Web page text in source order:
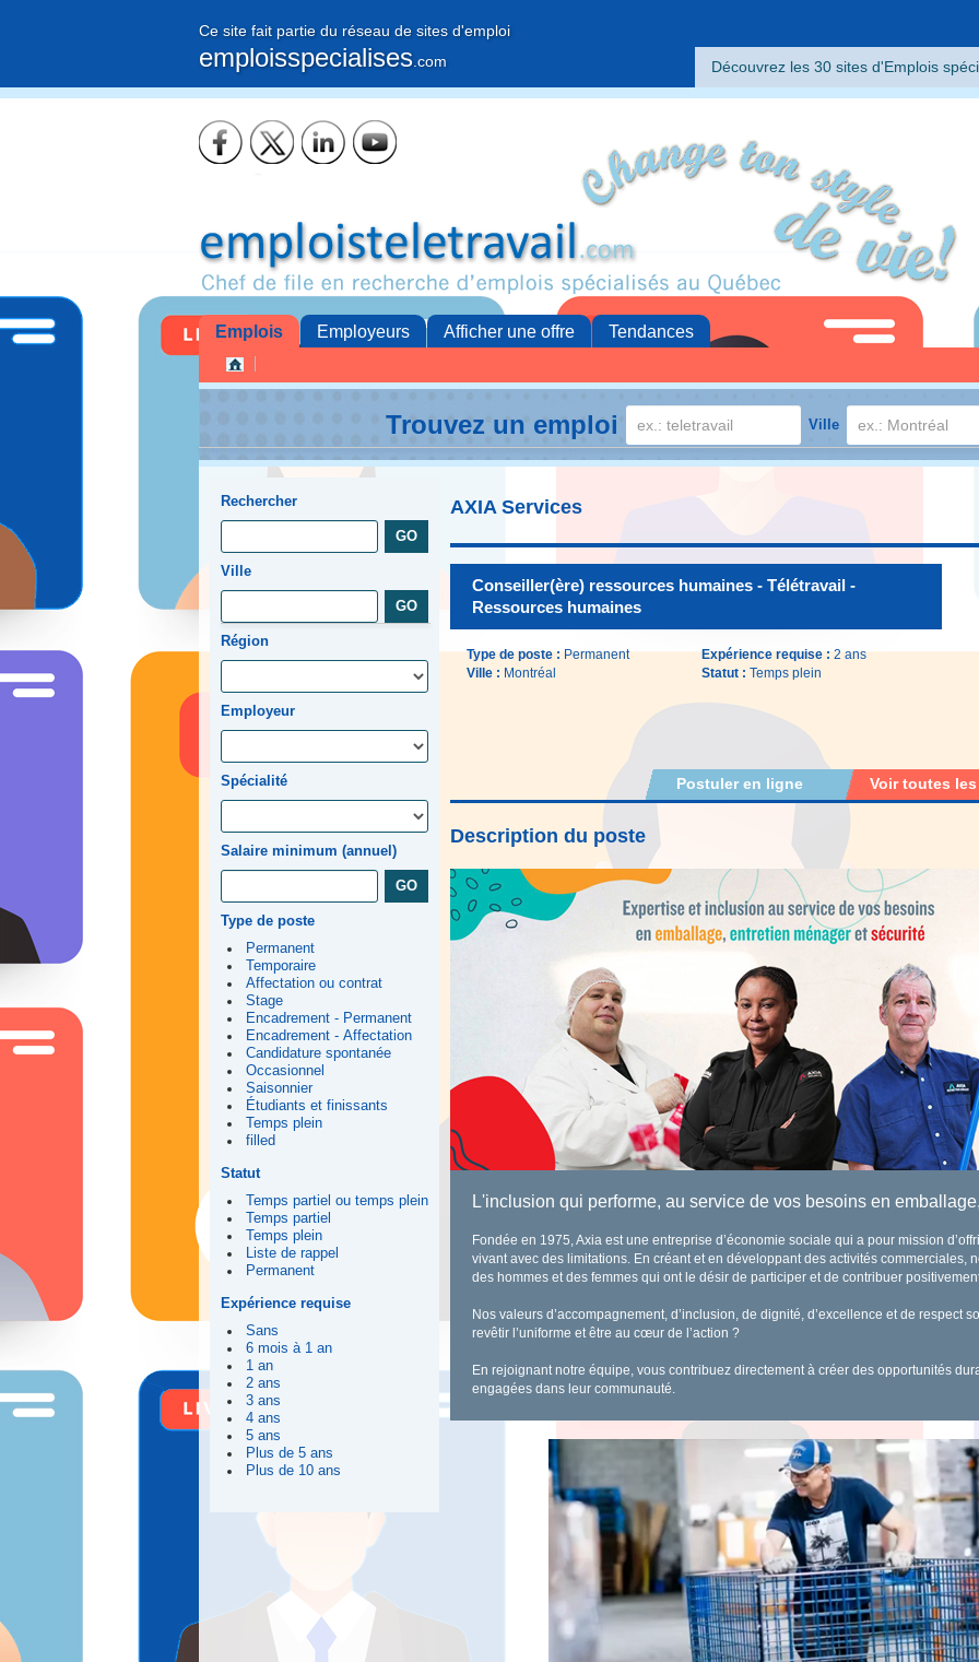
Ce site fait partie du réseau de sites d'emploi
emploisspecialises .com Découvrez les 30 sites d'Emplois
Emplois Employeurs Afficher une offre Tendances
Trouvez un emploi Ville
Rechercher
Ville
Région
Employeur
Spécialité
Salaire minimum (annuel)
Type de poste
Permanent
Temporaire
Affectation ou contrat
Stage
Encadrement - Permanent
Encadrement - Affectation
Candidature spontanée
Occasionnel
Saisonnier
Étudiants et finissants
Temps plein
filled
Statut
Temps partiel ou temps plein
Temps partiel
Temps plein
Liste de rappel
Permanent
Expérience requise
Sans
6 mois à 1 an
1 an
2 ans
3 ans
4 ans
5 ans
Plus de 5 ans
Plus de 10 ans
AXIA Services
Conseiller(ère) ressources humaines - Télétravail -
Ressources humaines
Type de poste :Permanent
Ville : Montréal
Expérience requise :2 ans
Statut : Temps plein
Voir toutes
Postuler en ligne
Description du poste
L'inclusion qui performe, au service de vos besoins en
Fondée en 1975, Axia est une entreprise d’économie sociale qui a pour mission
vivant avec des limitations. En créant et en développant des activités commerciales,
des hommes et des femmes qui ont le désir de participer et de contribuer
Nos valeurs d’accompagnement, d’inclusion, de dignité, d’excellence et de respect
revêtir l’uniforme et être au cœur de l’action ?
En rejoignant notre équipe, vous contribuez directement à créer des opportunités
engagées dans leur communauté.